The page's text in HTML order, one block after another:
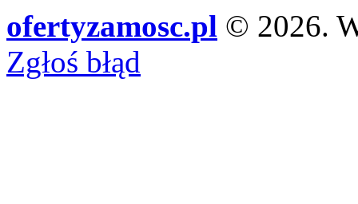
ofertyzamosc.pl © 2026.
Zgłoś błąd